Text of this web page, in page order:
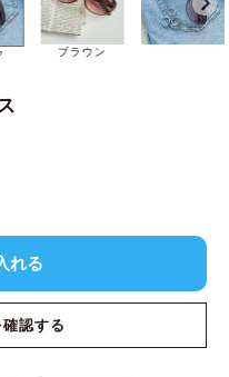
ブラウン
認する